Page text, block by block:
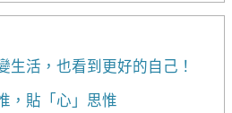
生活，也看到更好的自己！
，貼「心」思惟